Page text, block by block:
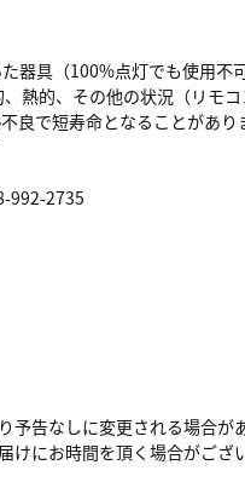
器具（100%点灯でも使用不
熱的、その他の状況（リモ
良で短寿命となることがあ
992-2735
告なしに変更される場合が
にお時間を頂く場合がござい